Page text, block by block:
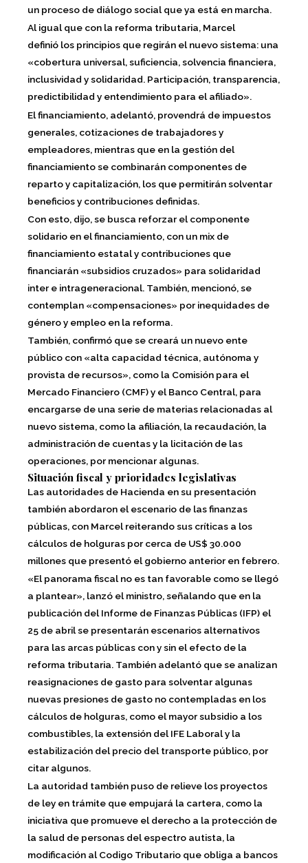
un proceso de diálogo social que ya está en marcha.
Al igual que con la reforma tributaria, Marcel
definió los principios que regirán el nuevo sistema: una
«cobertura universal, suficiencia, solvencia financiera,
inclusividad y solidaridad. Participación, transparencia,
predictibilidad y entendimiento para el afiliado».
El financiamiento, adelantó, provendrá de impuestos
generales, cotizaciones de trabajadores y
empleadores, mientras que en la gestión del
financiamiento se combinarán componentes de
reparto y capitalización, los que permitirán solventar
beneficios y contribuciones definidas.
Con esto, dijo, se busca reforzar el componente
solidario en el financiamiento, con un mix de
financiamiento estatal y contribuciones que
financiarán «subsidios cruzados» para solidaridad
inter e intrageneracional. También, mencionó, se
contemplan «compensaciones» por inequidades de
género y empleo en la reforma.
También, confirmó que se creará un nuevo ente
público con «alta capacidad técnica, autónoma y
provista de recursos», como la Comisión para el
Mercado Financiero (CMF) y el Banco Central, para
encargarse de una serie de materias relacionadas al
nuevo sistema, como la afiliación, la recaudación, la
administración de cuentas y la licitación de las
operaciones, por mencionar algunas.
Situación fiscal y prioridades legislativas
Las autoridades de Hacienda en su presentación
también abordaron el escenario de las finanzas
públicas, con Marcel reiterando sus críticas a los
cálculos de holguras por cerca de US$ 30.000
millones que presentó el gobierno anterior en febrero.
«El panorama fiscal no es tan favorable como se llegó
a plantear», lanzó el ministro, señalando que en la
publicación del Informe de Finanzas Públicas (IFP) el
25 de abril se presentarán escenarios alternativos
para las arcas públicas con y sin el efecto de la
reforma tributaria. También adelantó quese analizan
reasignaciones de gasto para solventar algunas
nuevas presiones de gasto no contempladas en los
cálculos de holguras, como el mayor subsidio a los
combustibles, la extensión del IFE Laboral y la
estabilización del precio del transporte público, por
citar algunos.
La autoridad también puso de relieve los proyectos
de ley en trámite que empujará la cartera, como la
iniciativa que promueve el derecho a la protección de
la salud de personas del espectro autista, la
modificación al Codigo Tributario que obliga a bancos